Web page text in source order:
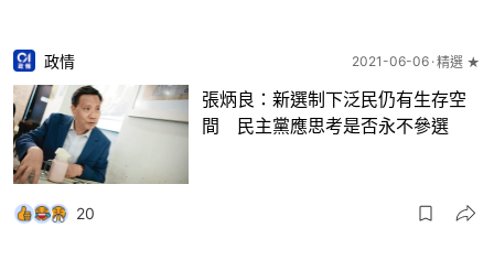
政情 2021-06-06 精選 ★
張炳良：新選制下泛民仍有生存空
間 民主黨應思考是否永不參選
20